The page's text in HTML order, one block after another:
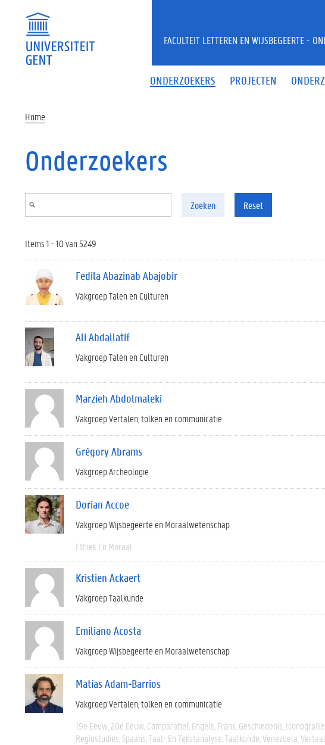
ONDERZOEKERS PROJECTEN
FACULTEIT LETTEREN EN WIJSBEGEERTE -
Home
Onderzoekers
Zoeken Reset
Items 1 - 10 van 5249
Fedila Abazinab Abajobir
Vakgroep Talen en Culturen
Ali Abdallatif
Vakgroep Talen en Culturen
Marzieh Abdolmaleki
Vakgroep Vertalen, tolken en communicatie
Grégory Abrams
Vakgroep Archeologie
Dorian Accoe
Vakgroep Wijsbegeerte en Moraalwetenschap
Ethiek En Moraal
Kristien Ackaert
Vakgroep Taalkunde
Emiliano Acosta
Vakgroep Wijsbegeerte en Moraalwetenschap
Matías Adam-Barrios
Vakgroep Vertalen, tolken en communicatie
19e Eeuw 20e Eeuw Comparatief Engels Frans Geschiedenis
Regiostudies Spaans Taal- En Tekstanalyse Taalkunde Venezuela